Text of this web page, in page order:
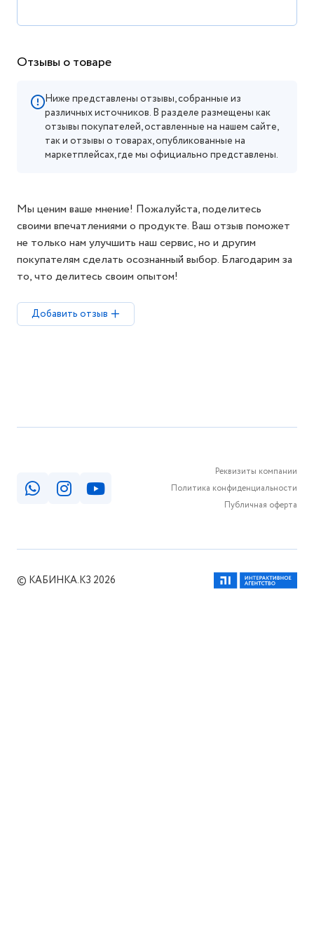
Отзывы о товаре
Ниже представлены отзывы, собранные из
различных источников. В разделе размещены как
отзывы покупателей, оставленные на нашем сайте,
так и отзывы о товарах, опубликованные на
маркетплейсах, где мы официально представлены.
Мы ценим ваше мнение! Пожалуйста, поделитесь
своими впечатлениями о продукте. Ваш отзыв поможет
не только нам улучшить наш сервис, но и другим
покупателям сделать осознанный выбор. Благодарим за
то, что делитесь своим опытом!
Добавить отзыв
Реквизиты компании
Политика конфиденциальности
Публичная оферта
© КАБИНКА.КЗ 2026